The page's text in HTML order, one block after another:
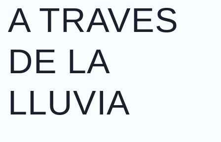
A TRAVES
DE LA
LLUVIA